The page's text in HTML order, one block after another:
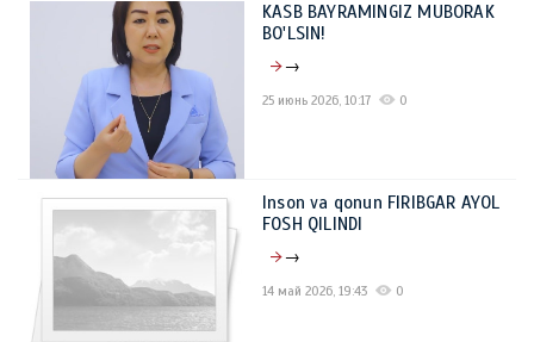
KASB BAYRAMINGIZ MUBORAK
BO'LSIN!
→
25 июнь 2026, 10:17 0
Inson va qonun FIRIBGAR AYOL
FOSH QILINDI
→
14 май 2026, 19:43 0